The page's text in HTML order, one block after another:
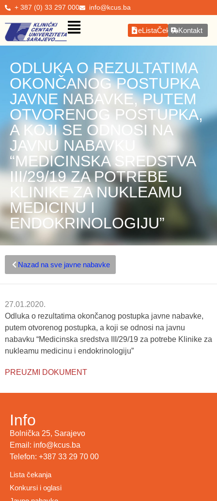
+ 387 (0) 33 297 000 info@kcus.ba
eListaČekanjaKontakt
ODLUKA O REZULTATIMA
OKONČANOG POSTUPKA
JAVNE NABAVKE, PUTEM
OTVORENOG POSTUPKA,
A KOJI SE ODNOSI NA
JAVNU NABAVKU
“MEDICINSKA SREDSTVA
III/29/19 ZA POTREBE
KLINIKE ZA NUKLEAMU
MEDICINU I
ENDOKRINOLOGIJU”
Nazad na sve javne nabavke
27.01.2020.
Odluka o rezultatima okončanog postupka javne nabavke,
putem otvorenog postupka, a koji se odnosi na javnu
nabavku “Medicinska sredstva III/29/19 za potrebe Klinike za
nukleamu medicinu i endokrinologiju”
PREUZMI DOKUMENT
Info
Bolnička 25, Sarajevo
Email: info@kcus.ba
Telefon: +387 33 29 70 00
Lista čekanja
Konkursi i oglasi